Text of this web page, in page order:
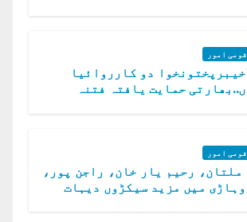
قومی امور
خیبرپختونخوا دو کارروائیا
ں..بھارتی حمایت یافتہ فتنہ
قومی امور
ملتان، رحیم یار خان، راجن پور،
وہاڑی میں مزید سیکڑوں دیہات